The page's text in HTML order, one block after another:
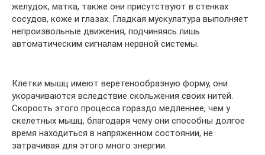
желудок, матка, также они присутствуют в стенках
сосудов, коже и глазах. Гладкая мускулатура выполняет
непроизвольные движения, подчиняясь лишь
автоматическим сигналам нервной системы.
Клетки мышц имеют веретенообразную форму, они
укорачиваются вследствие скольжения своих нитей.
Скорость этого процесса гораздо медленнее, чем у
скелетных мышц, благодаря чему они способны долгое
время находиться в напряженном состоянии, не
затрачивая для этого много энергии.